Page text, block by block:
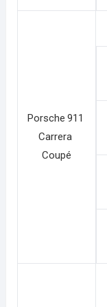
Porsche 911
Carrera
Coupé